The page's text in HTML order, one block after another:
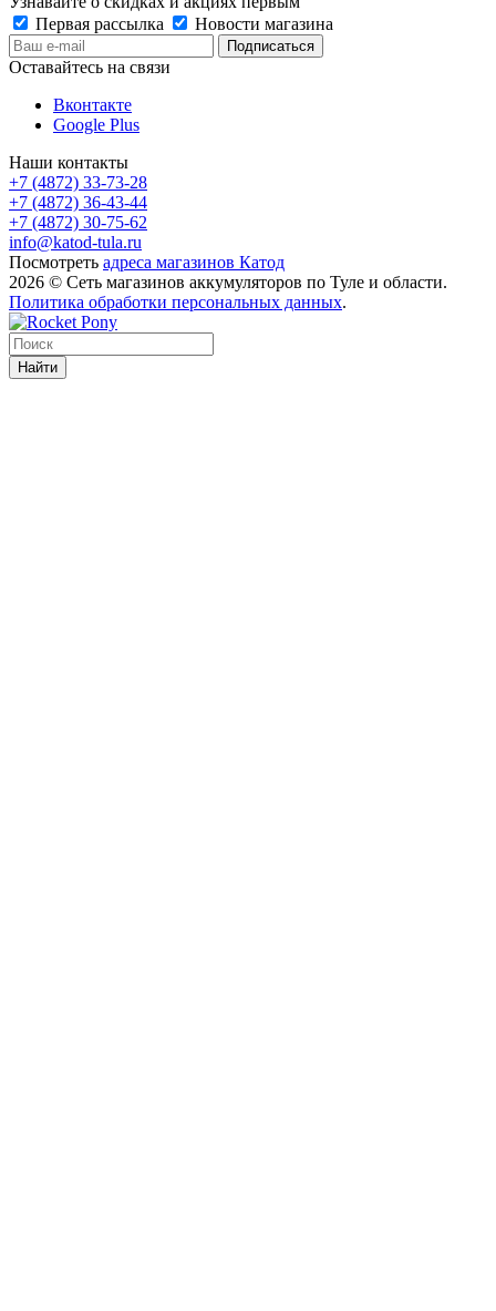
Первая рассылка
Новости магазина
Оставайтесь на связи
Вконтакте
Google Plus
Наши контакты
+7 (4872) 33-73-28
+7 (4872) 36-43-44
+7 (4872) 30-75-62
info@katod-tula.ru
Посмотреть адреса магазинов Катод
2026 © Сеть магазинов аккумуляторов по Туле и области.
Политика обработки персональных данных.
Найти